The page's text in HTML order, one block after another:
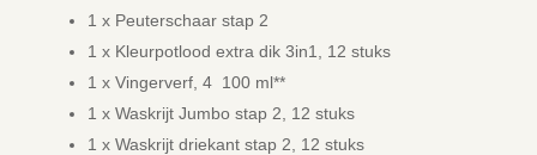
1 x Peuterschaar stap 2
1 x Kleurpotlood extra dik 3in1, 12 stuks
1 x Vingerverf, 4 100 ml**
1 x Waskrijt Jumbo stap 2, 12 stuks
1 x Waskrijt driekant stap 2, 12 stuks